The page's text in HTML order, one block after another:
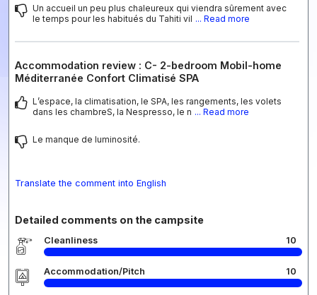
Un accueil un peu plus chaleureux qui viendra sûrement avec
le temps pour les habitués du Tahiti vil ... Read more
Accommodation review : C- 2-bedroom Mobil-home
Méditerranée Confort Climatisé SPA
L’espace, la climatisation, le SPA, les rangements, les volets
dans les chambreS, la Nespresso, le n ... Read more
Le manque de luminosité.
Translate the comment into English
Detailed comments on the campsite
Cleanliness 10
Accommodation/Pitch 10